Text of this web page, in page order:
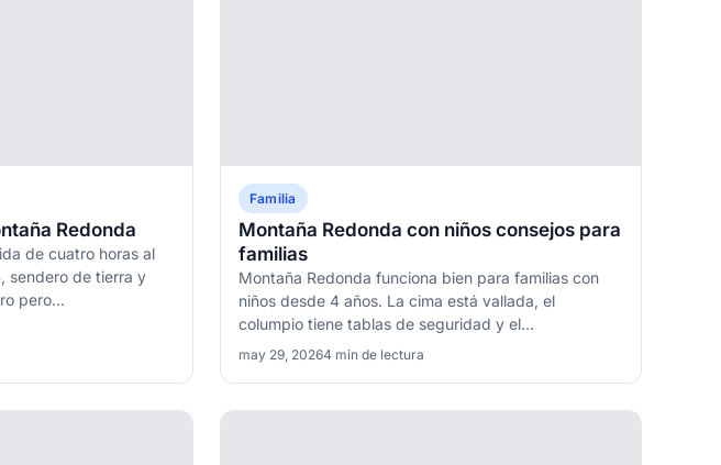
Redonda
de cuatro horas al
sendero de tierra y
pero...
Familia
Montaña Redonda con niños consejos para
familias
Montaña Redonda funciona bien para familias con
niños desde 4 años. La cima está vallada, el
columpio tiene tablas de seguridad y el...
may 29, 20264 min de lectura